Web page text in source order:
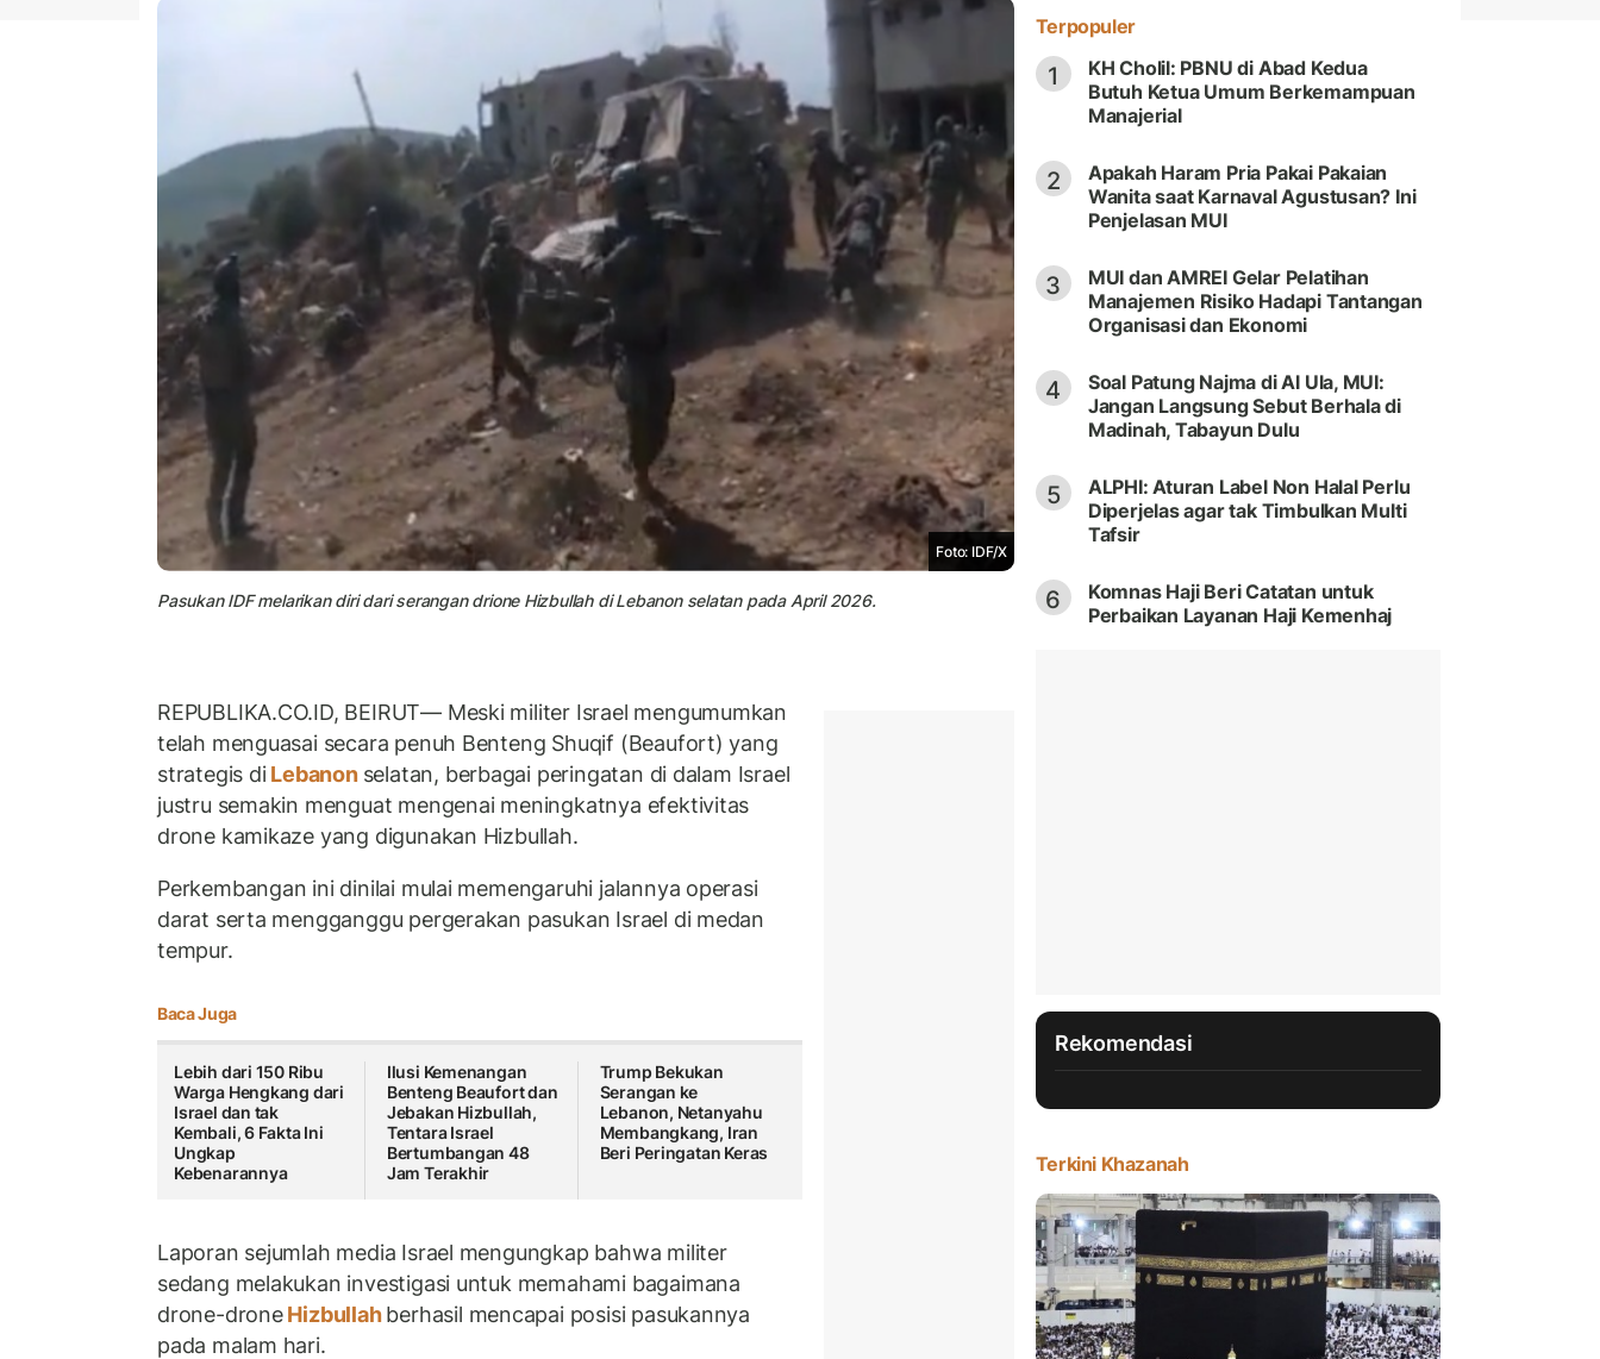
Foto: IDF/X
Pasukan IDF melarikan diri dari serangan drione Hizbullah di Lebanon selatan pada April 2026.
REPUBLIKA.CO.ID, BEIRUT— Meski militer Israel mengumumkan
telah menguasai secara penuh Benteng Shuqif (Beaufort) yang
strategis diLebanon selatan, berbagai peringatan di dalam Israel
justru semakin menguat mengenai meningkatnya efektivitas
drone kamikaze yang digunakan Hizbullah.
Perkembangan ini dinilai mulai memengaruhi jalannya operasi
darat serta mengganggu pergerakan pasukan Israel di medan
tempur.
Baca Juga
Lebih dari 150 Ribu
Warga Hengkang dari
Israel dan tak
Kembali, 6 Fakta Ini
Ungkap
Kebenarannya
Ilusi Kemenangan
Benteng Beaufort dan
Jebakan Hizbullah,
Tentara Israel
Bertumbangan 48
Jam Terakhir
Trump Bekukan
Serangan ke
Lebanon, Netanyahu
Membangkang, Iran
Beri Peringatan Keras
Laporan sejumlah media Israel mengungkap bahwa militer
sedang melakukan investigasi untuk memahami bagaimana
drone-droneHizbullahberhasil mencapai posisi pasukannya
pada malam hari.
Terpopuler
1
KH Cholil: PBNU di Abad Kedua
Butuh Ketua Umum Berkemampuan
Manajerial
2
Apakah Haram Pria Pakai Pakaian
Wanita saat Karnaval Agustusan? Ini
Penjelasan MUI
3
MUI dan AMREI Gelar Pelatihan
Manajemen Risiko Hadapi Tantangan
Organisasi dan Ekonomi
4
Soal Patung Najma di Al Ula, MUI:
Jangan Langsung Sebut Berhala di
Madinah, Tabayun Dulu
5
ALPHI: Aturan Label Non Halal Perlu
Diperjelas agar tak Timbulkan Multi
Tafsir
6
Komnas Haji Beri Catatan untuk
Perbaikan Layanan Haji Kemenhaj
Rekomendasi
Terkini Khazanah